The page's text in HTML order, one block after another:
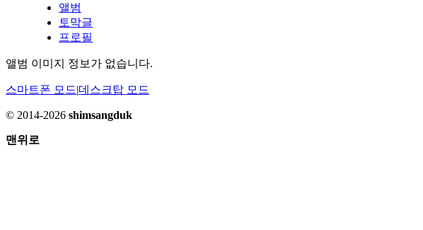
앨범
토막글
프로필
앨범 이미지 정보가 없습니다.
스마트폰 모드|데스크탑 모드
© 2014-2026 shimsangduk
맨위로